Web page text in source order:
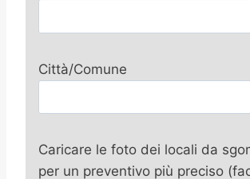
Città/Comune
Caricare le foto dei locali da
per un preventivo più preciso